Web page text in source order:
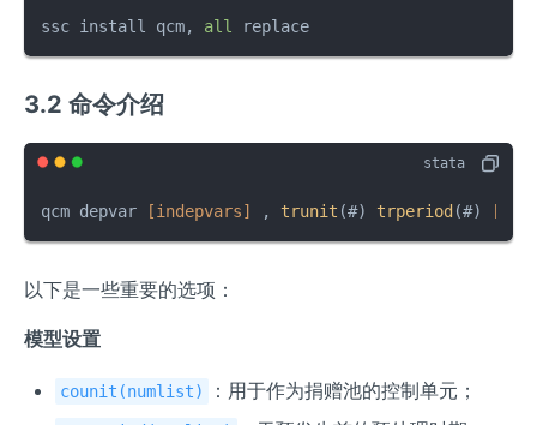
\al
X_
ssc install qcm, all replace
3.2 命令介绍
qcm depvar [indepvars] , trunit (#) trperiod (#)
以下是一些重要的选项：
模型设置
counit(numlist) ：用于作为捐赠池的控制单元；